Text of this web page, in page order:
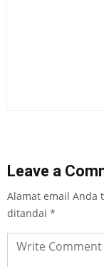
Leave a
Alamat email Anda
ditandai *